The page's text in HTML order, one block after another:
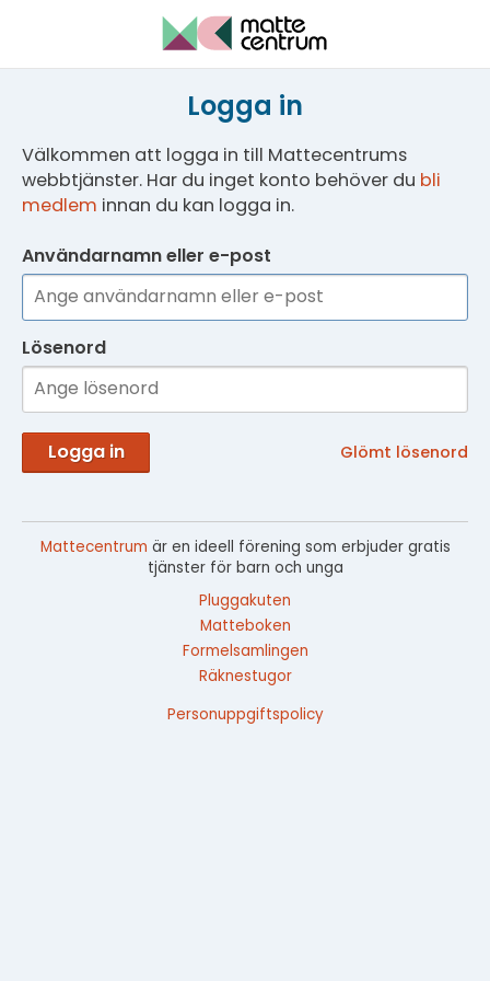
Logga in
Välkommen att logga in till Mattecentrums
webbtjänster. Har du inget konto behöver du bli
medlem innan du kan logga in.
Användarnamn eller e-post
Lösenord
Logga in Glömt lösenord
Mattecentrum är en ideell förening som erbjuder gratis
tjänster för barn och unga
Pluggakuten
Matteboken
Formelsamlingen
Räknestugor
Personuppgiftspolicy